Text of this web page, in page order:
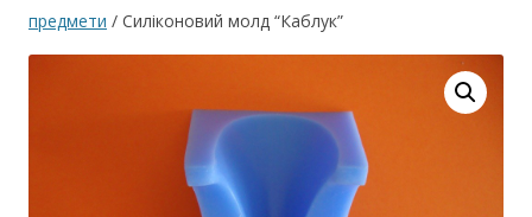
предмети / Силіконовий молд “Каблук”